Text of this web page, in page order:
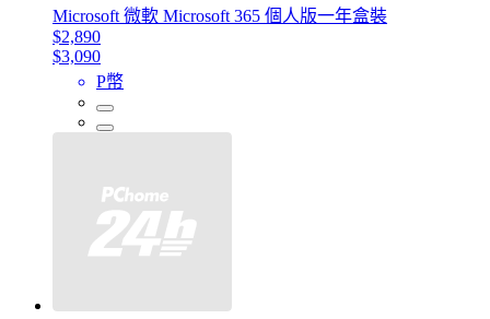
Microsoft 微軟 Microsoft 365 個人版一年盒裝
$2,890
$3,090
P幣